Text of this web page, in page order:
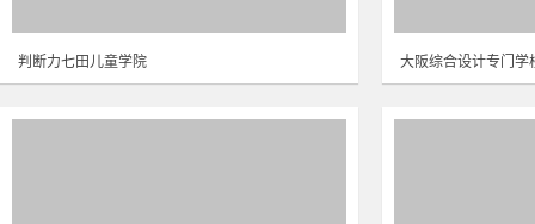
判断力七田儿童学院 大阪综合设计专门学